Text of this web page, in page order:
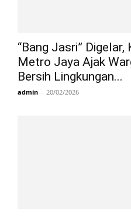
“Bang Jasri” Digelar,
Metro Jaya Ajak
Bersih Lingkungan...
admin - 20/02/2026